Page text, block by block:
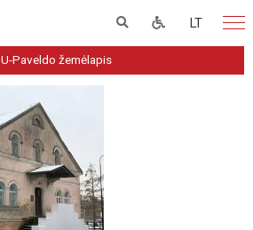
LT
U-Paveldo žemėlapis